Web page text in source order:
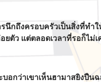
ถึงครอบครัวเป็นสิ่งที่ทำใ
ตัว แต่ตลอดเวลาที่รอก็ไม่
อกว่าเขาเห็นฮามาสยิงปืน